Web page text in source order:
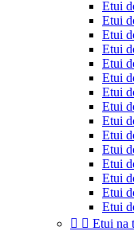
Etui
Etui
Etui
Etui
Etui
Etui
Etui
Etui
Etui
Etui
Etui
Etui
Etui
Etui
Etui
  Etui na